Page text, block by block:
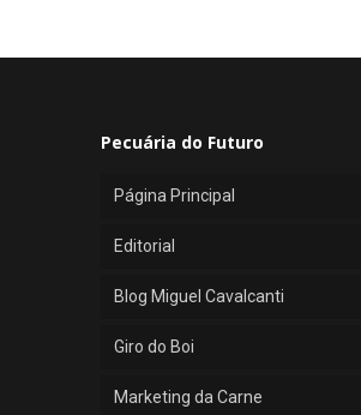
Pecuária do Futuro
Página Principal
Editorial
Blog Miguel Cavalcanti
Giro do Boi
Marketing da Carne